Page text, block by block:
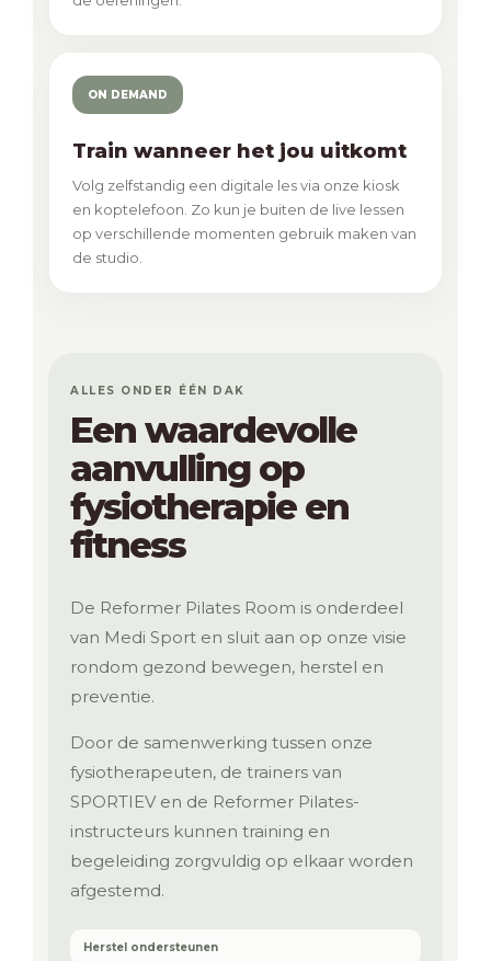
ON DEMAND
Train wanneer het jou uitkomt
Volg zelfstandig een digitale les via onze kiosk
en koptelefoon. Zo kun je buiten de live lessen
op verschillende momenten gebruik maken van
de studio.
ALLES ONDER ÉÉN DAK
Een waardevolle
aanvulling op
fysiotherapie en
fitness
De Reformer Pilates Room is onderdeel
van Medi Sport en sluit aan op onze visie
rondom gezond bewegen, herstel en
preventie.
Door de samenwerking tussen onze
fysiotherapeuten, de trainers van
SPORTIEV en de Reformer Pilates-
instructeurs kunnen training en
begeleiding zorgvuldig op elkaar worden
afgestemd.
Herstel ondersteunen